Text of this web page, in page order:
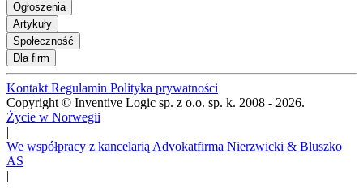
Ogłoszenia
Artykuły
Społeczność
Dla firm
Kontakt Regulamin Polityka prywatności
Copyright © Inventive Logic sp. z o.o. sp. k. 2008 - 2026.
Życie w Norwegii
|
We współpracy z kancelarią Advokatfirma Nierzwicki & Bluszko
AS
|